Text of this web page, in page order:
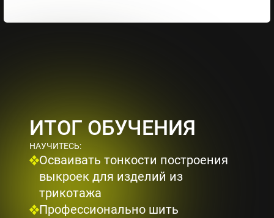
ИТОГ ОБУЧЕНИЯ
НАУЧИТЕСЬ:
Осваивать тонкости построения
выкроек для изделий из
трикотажа
Профессионально шить